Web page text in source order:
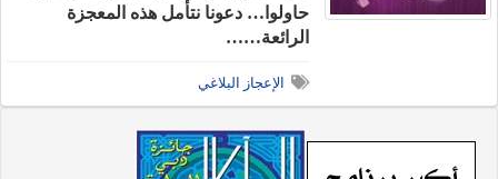
حاولوا… دعونا نتأمل هذه المعجزة
الرائعة……
الإعجاز البلاغي